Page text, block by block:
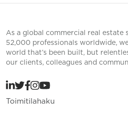
As a global commercial real estate
52,000 professionals worldwide,
world that’s been built, but
our clients, colleagues and
Toimitilahaku